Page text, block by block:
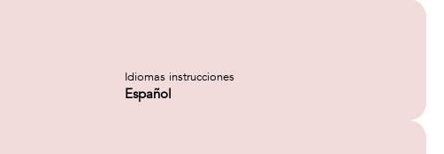
Idiomas instrucciones
Español